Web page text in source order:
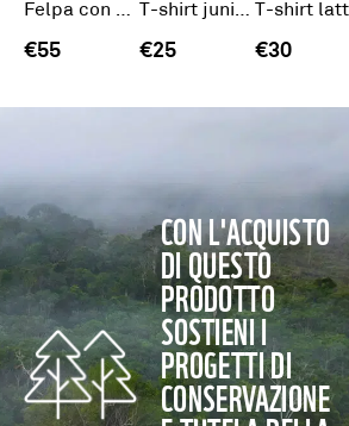
Felpa con cappuccio Junior grigia
€55
T-shirt junior bianca
€25 €30
CON L'ACQUISTO
DI QUESTO
PRODOTTO
SOSTIENI I
PROGETTI DI
CONSERVAZIONE